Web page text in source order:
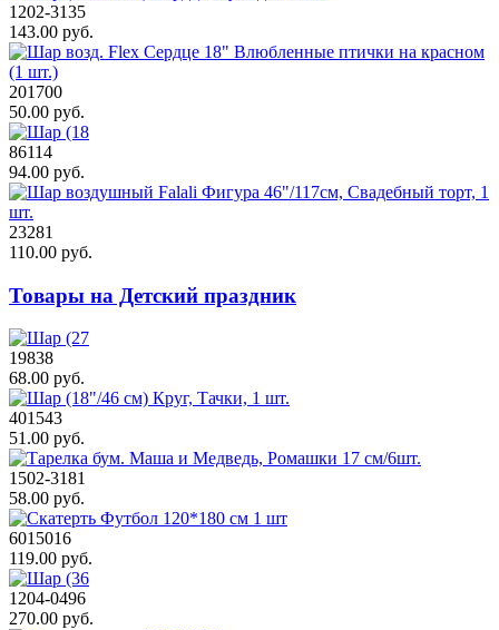
1202-3135
143.00 руб.
201700
50.00 руб.
86114
94.00 руб.
23281
110.00 руб.
Товары на Детский праздник
19838
68.00 руб.
401543
51.00 руб.
1502-3181
58.00 руб.
6015016
119.00 руб.
1204-0496
270.00 руб.